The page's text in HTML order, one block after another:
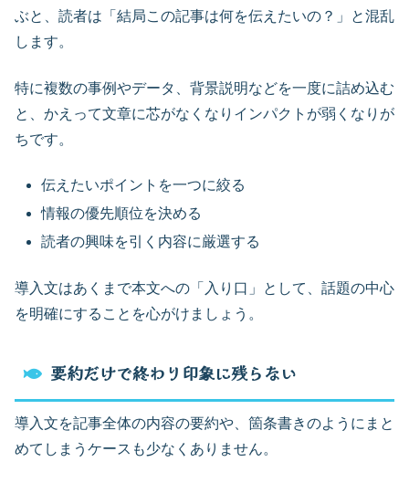
ぶと、読者は「結局この記事は何を伝えたいの？」と混乱
します。
特に複数の事例やデータ、背景説明などを一度に詰め込む
と、かえって文章に芯がなくなりインパクトが弱くなりが
ちです。
伝えたいポイントを一つに絞る
情報の優先順位を決める
読者の興味を引く内容に厳選する
導入文はあくまで本文への「入り口」として、話題の中心
を明確にすることを心がけましょう。
要約だけで終わり印象に残らない
導入文を記事全体の内容の要約や、箇条書きのようにまと
めてしまうケースも少なくありません。